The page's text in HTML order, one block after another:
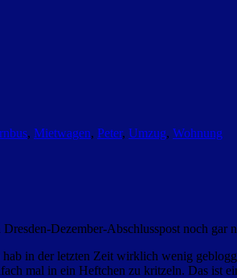
, Mietwagen, Peter, Umzug, Wohnung
Dezember-Abschlusspost noch gar
in der letzten Zeit wirklich wenig
mal in ein Heftchen zu kritzeln. Das ist